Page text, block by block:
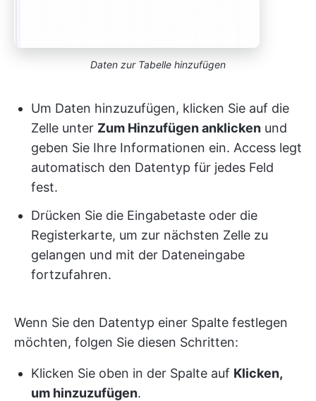
Daten zur Tabelle hinzufügen
Um Daten hinzuzufügen, klicken Sie auf die
Zelle unter Zum Hinzufügen anklicken und
geben Sie Ihre Informationen ein. Access legt
automatisch den Datentyp für jedes Feld
fest.
Drücken Sie die Eingabetaste oder die
Registerkarte, um zur nächsten Zelle zu
gelangen und mit der Dateneingabe
fortzufahren.
Wenn Sie den Datentyp einer Spalte festlegen
möchten, folgen Sie diesen Schritten:
Klicken Sie oben in der Spalte auf Klicken,
um hinzuzufügen.